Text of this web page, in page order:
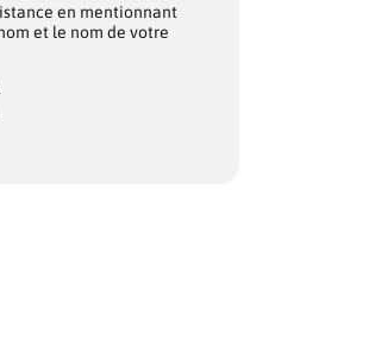
en mentionnant
et le nom de votre